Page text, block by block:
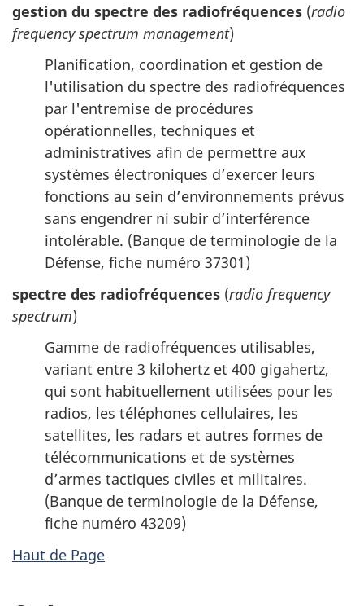
gestion du spectre des radiofréquences (radio
frequency spectrum management)
Planification, coordination et gestion de
l'utilisation du spectre des radiofréquences
par l'entremise de procédures
opérationnelles, techniques et
administratives afin de permettre aux
systèmes électroniques d’exercer leurs
fonctions au sein d’environnements prévus
sans engendrer ni subir d’interférence
intolérable. (Banque de terminologie de la
Défense, fiche numéro 37301)
spectre des radiofréquences (radio frequency
spectrum)
Gamme de radiofréquences utilisables,
variant entre 3 kilohertz et 400 gigahertz,
qui sont habituellement utilisées pour les
radios, les téléphones cellulaires, les
satellites, les radars et autres formes de
télécommunications et de systèmes
d’armes tactiques civiles et militaires.
(Banque de terminologie de la Défense,
fiche numéro 43209)
Haut de Page